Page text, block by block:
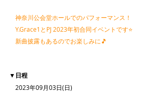
神奈川公会堂ホールでのパフォーマンス！
Y.Grace1とPJ 2023年初合同イベントです⭐️
新曲披露もあるのでお楽しみに🎵
▼日程
2023年09月03日(日)